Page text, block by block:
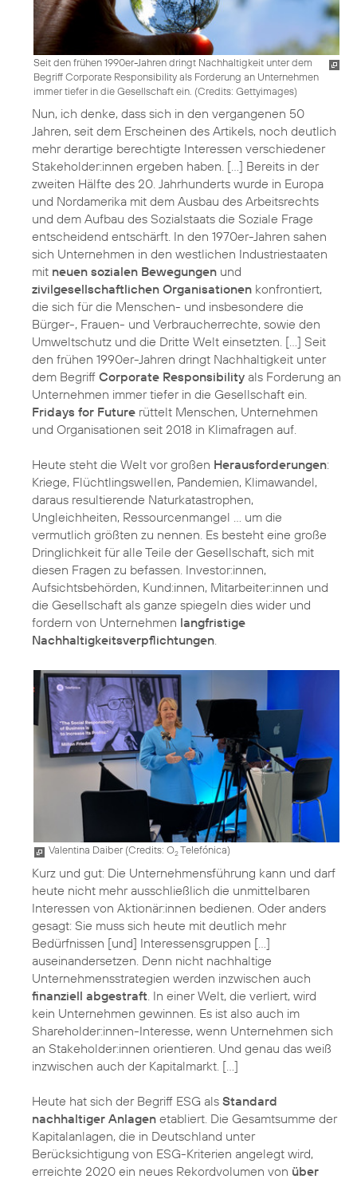
Seit den frühen 1990er-Jahren dringt Nachhaltigkeit unter dem
Begriff Corporate Responsibility als Forderung an Unternehmen
immer tiefer in die Gesellschaft ein. (Credits: Gettyimages)
Nun, ich denke, dass sich in den vergangenen 50
Jahren, seit dem Erscheinen des Artikels, noch deutlich
mehr derartige berechtigte Interessen verschiedener
Stakeholder:innen ergeben haben. […] Bereits in der
zweiten Hälfte des 20. Jahrhunderts wurde in Europa
und Nordamerika mit dem Ausbau des Arbeitsrechts
und dem Aufbau des Sozialstaats die Soziale Frage
entscheidend entschärft. In den 1970er-Jahren sahen
sich Unternehmen in den westlichen Industriestaaten
mit neuen sozialen Bewegungen und
zivilgesellschaftlichen Organisationen konfrontiert,
die sich für die Menschen- und insbesondere die
Bürger-, Frauen- und Verbraucherrechte, sowie den
Umweltschutz und die Dritte Welt einsetzten. […] Seit
den frühen 1990er-Jahren dringt Nachhaltigkeit unter
dem Begriff Corporate Responsibility als Forderung an
Unternehmen immer tiefer in die Gesellschaft ein.
Fridays for Future rüttelt Menschen, Unternehmen
und Organisationen seit 2018 in Klimafragen auf.
Heute steht die Welt vor großen Herausforderungen:
Kriege, Flüchtlingswellen, Pandemien, Klimawandel,
daraus resultierende Naturkatastrophen,
Ungleichheiten, Ressourcenmangel … um die
vermutlich größten zu nennen. Es besteht eine große
Dringlichkeit für alle Teile der Gesellschaft, sich mit
diesen Fragen zu befassen. Investor:innen,
Aufsichtsbehörden, Kund:innen, Mitarbeiter:innen und
die Gesellschaft als ganze spiegeln dies wider und
fordern von Unternehmen langfristige
Nachhaltigkeitsverpflichtungen
Valentina Daiber (Credits: O2Telefónica)
Kurz und gut: Die Unternehmensführung kann und darf
heute nicht mehr ausschließlich die unmittelbaren
Interessen von Aktionär:innen bedienen. Oder anders
gesagt: Sie muss sich heute mit deutlich mehr
Bedürfnissen [und] Interessensgruppen […]
auseinandersetzen. Denn nicht nachhaltige
Unternehmensstrategien werden inzwischen auch
finanziell abgestraft. In einer Welt, die verliert, wird
kein Unternehmen gewinnen. Es ist also auch im
Shareholder:innen-Interesse, wenn Unternehmen sich
an Stakeholder:innen orientieren. Und genau das weiß
inzwischen auch der Kapitalmarkt. […]
Heute hat sich der Begriff ESG als Standard
nachhaltiger Anlagen etabliert. Die Gesamtsumme der
Kapitalanlagen, die in Deutschland unter
Berücksichtigung von ESG-Kriterien angelegt wird,
erreichte 2020 ein neues Rekordvolumen von über